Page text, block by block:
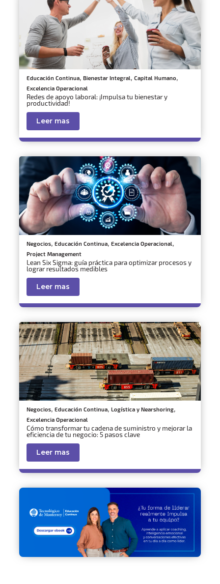
Educación Continua, Bienestar Integral, Capital Humano,
Excelencia Operacional
Redes de apoyo laboral: ¡Impulsa tu bienestar y
productividad!
Leer mas
Negocios, Educación Continua, Excelencia Operacional,
Project Management
Lean Six Sigma: guía práctica para optimizar procesos y
lograr resultados medibles
Leer mas
Negocios, Educación Continua, Logística y Nearshoring,
Excelencia Operacional
Cómo transformar tu cadena de suministro y mejorar la
eficiencia de tu negocio: 5 pasos clave
Leer mas